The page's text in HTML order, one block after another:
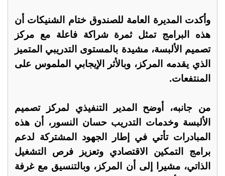
وأكدت المديرة العامة للصندوق ختام الشنيكات أن
هذه البرامج تمثل ثمرة شراكة فاعلة مع مركز
تصميم الألبسة، مشيدة بالمستوى التدريبي المتميز
الذي يقدمه المركز، وبالأثر الإيجابي الملموس على
المنتفعات.
من جانبه، أوضح المدير التنفيذي لمركز تصميم
الألبسة وخدمات التدريب حسان النسور، أن هذه
المبادرات تأتي في إطار الجهود المشتركة لدعم
برامج التمكين الاقتصادي وتعزيز فرص التشغيل
الذاتي، مشيرا إلى أن المركز، وبالتنسيق مع غرفة